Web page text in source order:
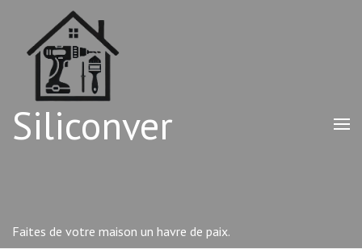
contenu
Siliconver
Faites de votre maison un havre de paix.